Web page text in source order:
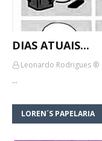
DIAS ATUAIS...
Leonardo Rodrigues ®
…
LOREN´S PAPELARIA